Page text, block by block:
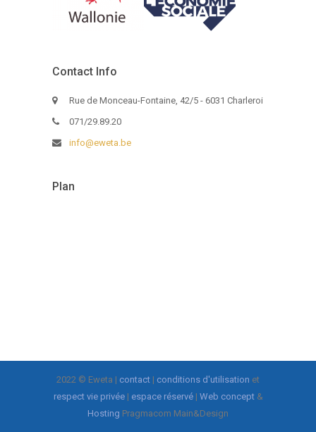
Contact Info
Rue de Monceau-Fontaine, 42/5 - 6031 Charleroi
071/29.89.20
info@eweta.be
Plan
2022 © Eweta | contact | conditions d'utilisation et
respect vie privée| espace réservé| Web concept&
Hosting Pragmacom Main&Design